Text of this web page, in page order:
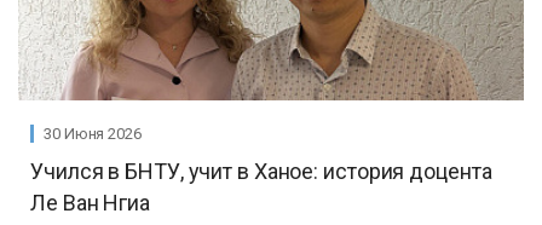
30 Июня 2026
Учился в БНТУ, учит в Ханое: история доцента
Ле Ван Нгиа